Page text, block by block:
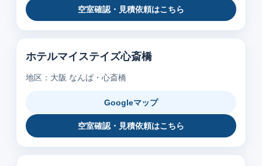
空室確認・見積依頼はこちら
ホテルマイステイズ心斎橋
地区：大阪 なんば・心斎橋
Googleマップ
空室確認・見積依頼はこちら